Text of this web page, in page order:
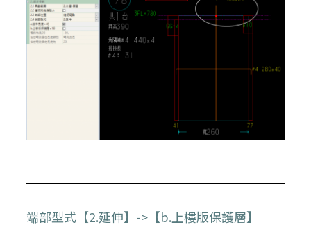
端部型式【2.延伸】->【b.上樓版保護層】